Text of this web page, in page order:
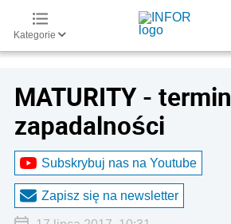
Kategorie
MATURITY - termin
zapadalności
Subskrybuj nas na Youtube
Zapisz się na newsletter